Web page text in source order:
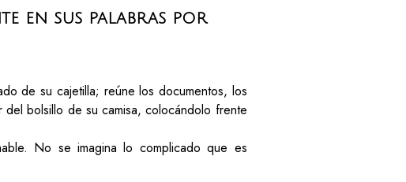
en sus palabras por
de su cajetilla; reúne los documentos, los
bolsillo de su camisa, colocándolo frente
No se imagina lo complicado que es